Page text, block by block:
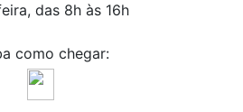
das 8h às 16h
como chegar: